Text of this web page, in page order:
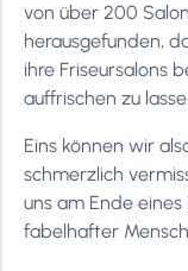
von über 200
herausgefunden,
ihre Friseursalons
auffrischen zu
Eins können wir
schmerzlich
uns am Ende eines
fabelhafter